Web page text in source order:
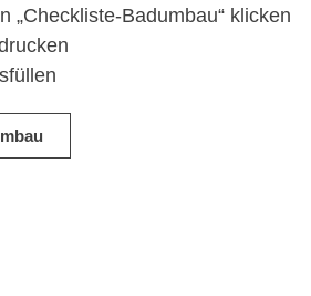
„Checkliste-Badumbau“ klicken